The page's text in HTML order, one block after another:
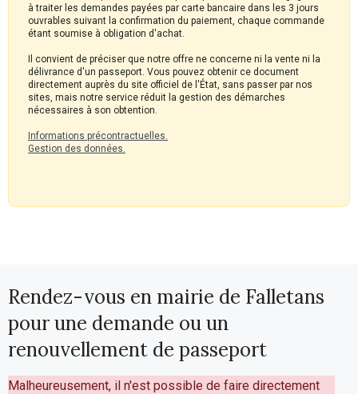
à traiter les demandes payées par carte bancaire dans les 3 jours
ouvrables suivant la confirmation du paiement, chaque commande
étant soumise à obligation d'achat.
Il convient de préciser que notre offre ne concerne ni la vente ni la
délivrance d'un passeport. Vous pouvez obtenir ce document
directement auprès du site officiel de l'État, sans passer par nos
sites, mais notre service réduit la gestion des démarches
nécessaires à son obtention.
Informations précontractuelles.
Gestion des données.
Rendez-vous en mairie de Falletans
pour une demande ou un
renouvellement de passeport
Malheureusement, il n'est possible de faire directement